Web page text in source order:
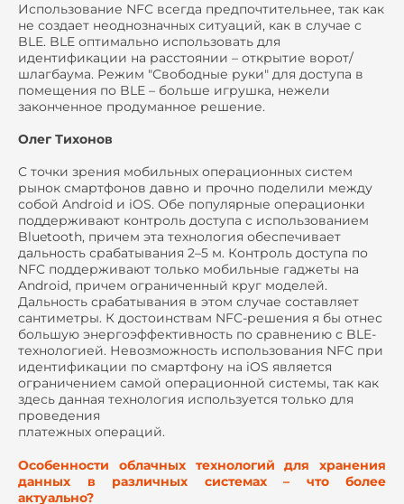
Использование NFC всегда предпочтительнее, так как
не создает неоднозначных ситуаций, как в случае с
BLE. BLE оптимально использовать для
идентификации на расстоянии – открытие ворот/
шлагбаума. Режим "Свободные руки" для доступа в
помещения по BLE – больше игрушка, нежели
законченное продуманное решение.
Олег Тихонов
С точки зрения мобильных операционных систем
рынок смартфонов давно и прочно поделили между
собой Android и iOS. Обе популярные операционки
поддерживают контроль доступа с использованием
Bluetooth, причем эта технология обеспечивает
дальность срабатывания 2–5 м. Контроль доступа по
NFC поддерживают только мобильные гаджеты на
Android, причем ограниченный круг моделей.
Дальность срабатывания в этом случае составляет
сантиметры. К достоинствам NFC-решения я бы отнес
большую энергоэффективность по сравнению с BLE-
технологией. Невозможность использования NFC при
идентификации по смартфону на iOS является
ограничением самой операционной системы, так как
здесь данная технология используется только для
проведения
платежных операций.
Особенности облачных технологий для хранения
данных в различных системах – что более
актуально?